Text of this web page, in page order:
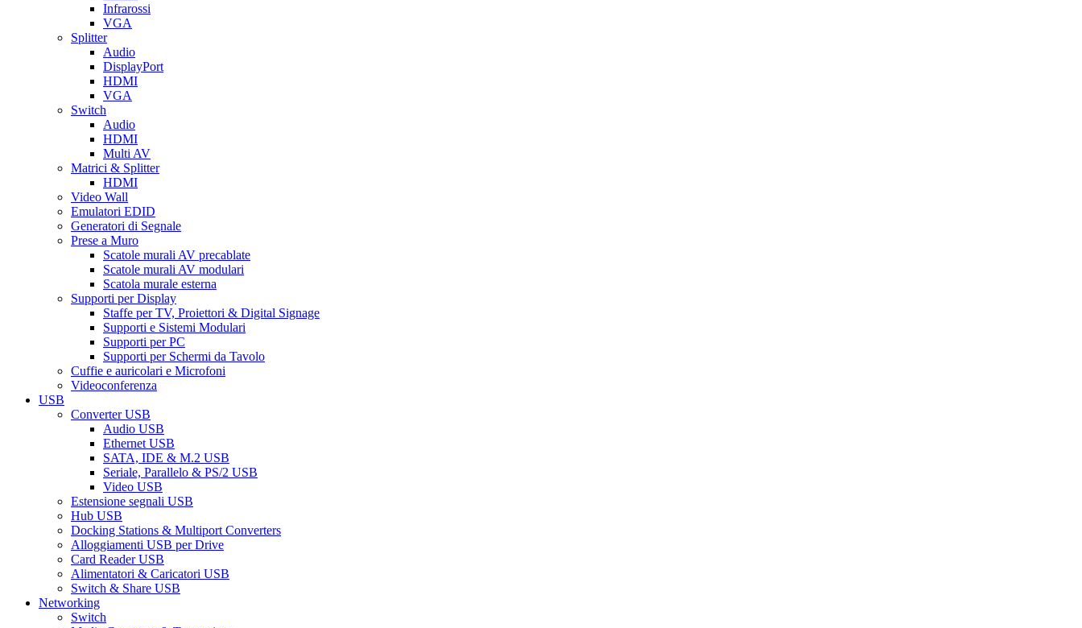
Infrarossi
VGA
Splitter
Audio
DisplayPort
HDMI
VGA
Switch
Audio
HDMI
Multi AV
Matrici & Splitter
HDMI
Video Wall
Emulatori EDID
Generatori di Segnale
Prese a Muro
Scatole murali AV precablate
Scatole murali AV modulari
Scatola murale esterna
Supporti per Display
Staffe per TV, Proiettori & Digital Signage
Supporti e Sistemi Modulari
Supporti per PC
Supporti per Schermi da Tavolo
Cuffie e auricolari e Microfoni
Videoconferenza
USB
Converter USB
Audio USB
Ethernet USB
SATA, IDE & M.2 USB
Seriale, Parallelo & PS/2 USB
Video USB
Estensione segnali USB
Hub USB
Docking Stations & Multiport Converters
Alloggiamenti USB per Drive
Card Reader USB
Alimentatori & Caricatori USB
Switch & Share USB
Networking
Switch